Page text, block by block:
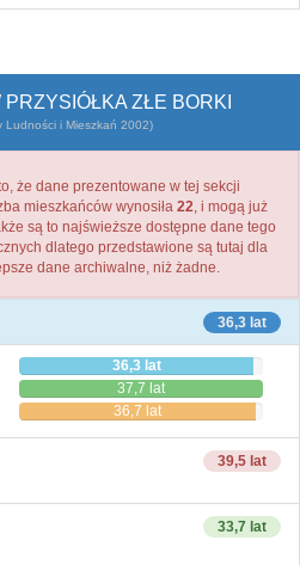
ZŁE BORKI
Ludności i Mieszkań 2002)
że dane prezentowane w tej sekcji
mieszkańców wynosiła 22, i mogą już
są to najświeższe dostępne dane tego
dlatego przedstawione są tutaj dla
dane archiwalne, niż żadne.
36,3 lat
36,3 lat
37,7 lat
36,7 lat
39,5 lat
33,7 lat